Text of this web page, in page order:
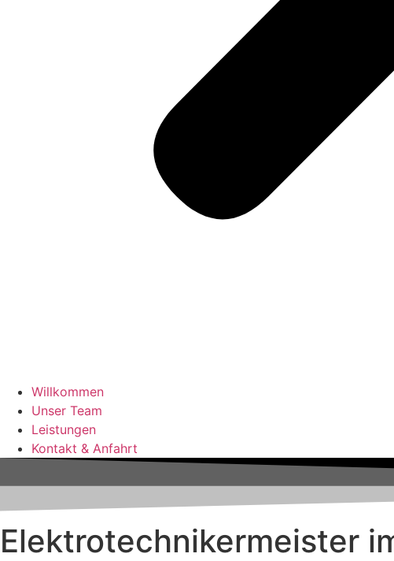
Willkommen
Unser Team
Leistungen
Kontakt & Anfahrt
Elektro­techniker­meister